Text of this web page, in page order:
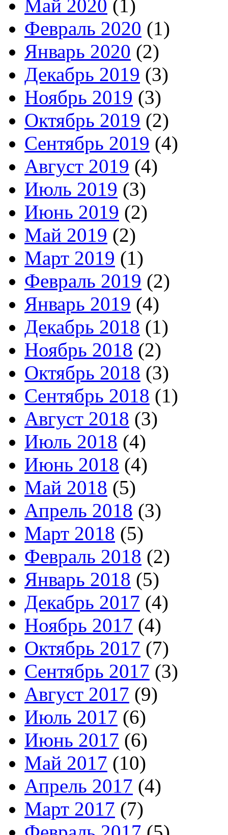
Май 2020 (1)
Февраль 2020 (1)
Январь 2020 (2)
Декабрь 2019 (3)
Ноябрь 2019 (3)
Октябрь 2019 (2)
Сентябрь 2019 (4)
Август 2019 (4)
Июль 2019 (3)
Июнь 2019 (2)
Май 2019 (2)
Март 2019 (1)
Февраль 2019 (2)
Январь 2019 (4)
Декабрь 2018 (1)
Ноябрь 2018 (2)
Октябрь 2018 (3)
Сентябрь 2018 (1)
Август 2018 (3)
Июль 2018 (4)
Июнь 2018 (4)
Май 2018 (5)
Апрель 2018 (3)
Март 2018 (5)
Февраль 2018 (2)
Январь 2018 (5)
Декабрь 2017 (4)
Ноябрь 2017 (4)
Октябрь 2017 (7)
Сентябрь 2017 (3)
Август 2017 (9)
Июль 2017 (6)
Июнь 2017 (6)
Май 2017 (10)
Апрель 2017 (4)
Март 2017 (7)